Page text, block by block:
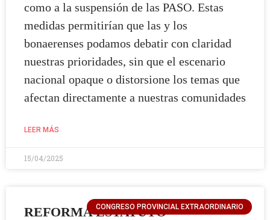
como a la suspensión de las PASO. Estas
medidas permitirían que las y los
bonaerenses podamos debatir con claridad
nuestras prioridades, sin que el escenario
nacional opaque o distorsione los temas que
afectan directamente a nuestras comunidades
LEER MÁS
15/04/2025
CONGRESO PROVINCIAL EXTRAORDINARIO
REFORMA ESTATUTO